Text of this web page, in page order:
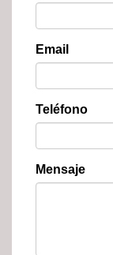
Email
Teléfono
Mensaje